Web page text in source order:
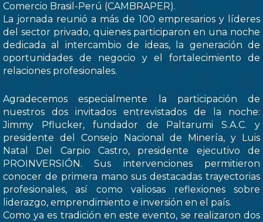
Comercio Brasil-Perú (CAMBRAPER).
La jornada reunió a más de 100 empresarios y líderes
del sector privado, quienes participaron en una noche
dedicada al intercambio de ideas, la generación de
oportunidades de negocio y el fortalecimiento de
relaciones profesionales.
Agradecemos especialmente la participación de
nuestros dos invitados entrevistados de la noche:
Jimmy Pflucker, fundador de Paltarumi S.A.C. y
presidente del Consejo Nacional de Minería, y Luis
Natal Del Carpio Castro, presidente ejecutivo de
PROINVERSIÓN. Sus intervenciones permitieron
conocer de primera mano sus destacadas trayectorias
profesionales, así como valiosas reflexiones sobre
liderazgo, emprendimiento e inversión en el país.
Como ya es tradición en este evento, se realizaron dos